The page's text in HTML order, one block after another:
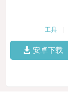
工具
安卓下载